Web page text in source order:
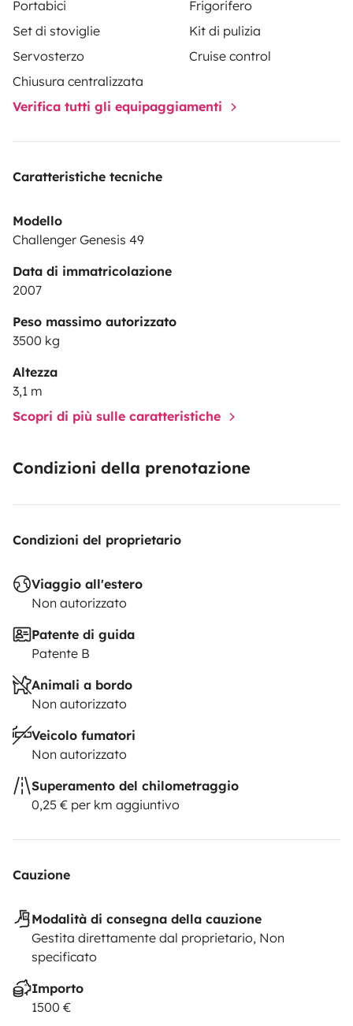
Portabici
Frigorifero
Set di stoviglie
Kit di pulizia
Servosterzo
Cruise control
Chiusura centralizzata
Verifica tutti gli equipaggiamenti
Caratteristiche tecniche
Modello
Challenger Genesis 49
Data di immatricolazione
2007
Peso massimo autorizzato
3500 kg
Altezza
3,1 m
Scopri di più sulle caratteristiche
Condizioni della prenotazione
Condizioni del proprietario
Viaggio all'estero
Non autorizzato
Patente di guida
Patente B
Animali a bordo
Non autorizzato
Veicolo fumatori
Non autorizzato
Superamento del chilometraggio
0,25 € per km aggiuntivo
Cauzione
Modalità di consegna della cauzione
Gestita direttamente dal proprietario, Non
specificato
Importo
1500 €